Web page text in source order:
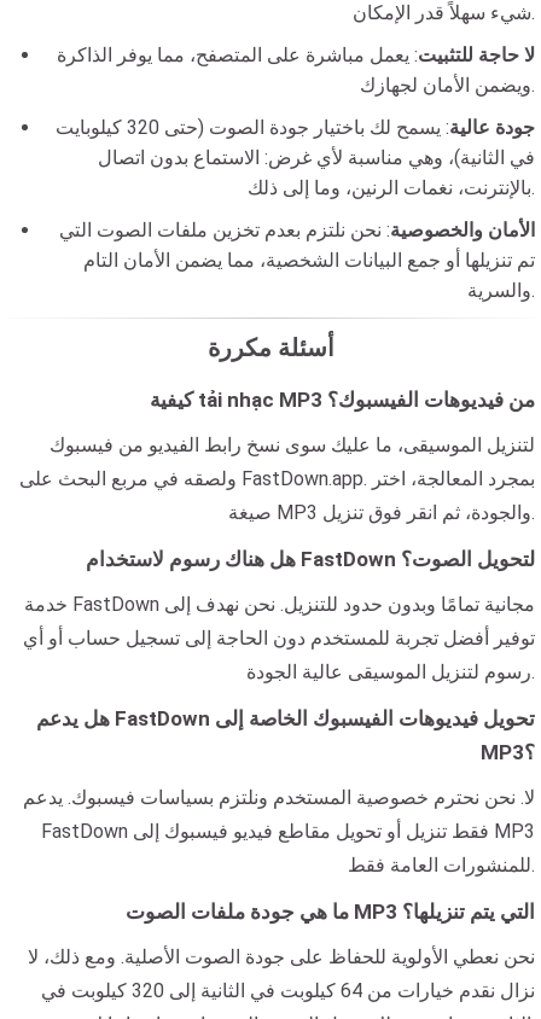
شيء سهلاً قدر الإمكان.
لا حاجة للتثبيت: يعمل مباشرة على المتصفح، مما يوفر الذاكرة
ويضمن الأمان لجهازك.
جودة عالية
: يسمح لك باختيار جودة الصوت (حتى 320 كيلوبايت
في الثانية)، وهي مناسبة لأي غرض: الاستماع بدون اتصال
بالإنترنت، نغمات الرنين، وما إلى ذلك.
الأمان والخصوصية: نحن نلتزم بعدم تخزين ملفات الصوت التي
تم تنزيلها أو جمع البيانات الشخصية، مما يضمن الأمان التام
والسرية.
أسئلة مكررة
كيفية tải nhạc MP3 من فيديوهات الفيسبوك؟
لتنزيل الموسيقى، ما عليك سوى نسخ رابط الفيديو من فيسبوك
ولصقه في مربع البحث على FastDown.app. بمجرد المعالجة، اختر
صيغة MP3 والجودة، ثم انقر فوق تنزيل.
هل هناك رسوم لاستخدام FastDown لتحويل الصوت؟
خدمة FastDown مجانية تمامًا وبدون حدود للتنزيل. نحن نهدف إلى
توفير أفضل تجربة للمستخدم دون الحاجة إلى تسجيل حساب أو أي
رسوم لتنزيل الموسيقى عالية الجودة.
هل يدعم FastDown تحويل فيديوهات الفيسبوك الخاصة إلى
MP3؟
لا. نحن نحترم خصوصية المستخدم ونلتزم بسياسات فيسبوك. يدعم
FastDown فقط تنزيل أو تحويل مقاطع فيديو فيسبوك إلى MP3
للمنشورات العامة فقط.
ما هي جودة ملفات الصوت MP3 التي يتم تنزيلها؟
نحن نعطي الأولوية للحفاظ على جودة الصوت الأصلية. ومع ذلك، لا
نزال نقدم خيارات من 64 كيلوبت في الثانية إلى 320 كيلوبت في